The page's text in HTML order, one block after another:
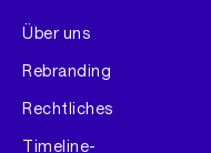
Über uns
Rebranding
Rechtliches
Timeline-